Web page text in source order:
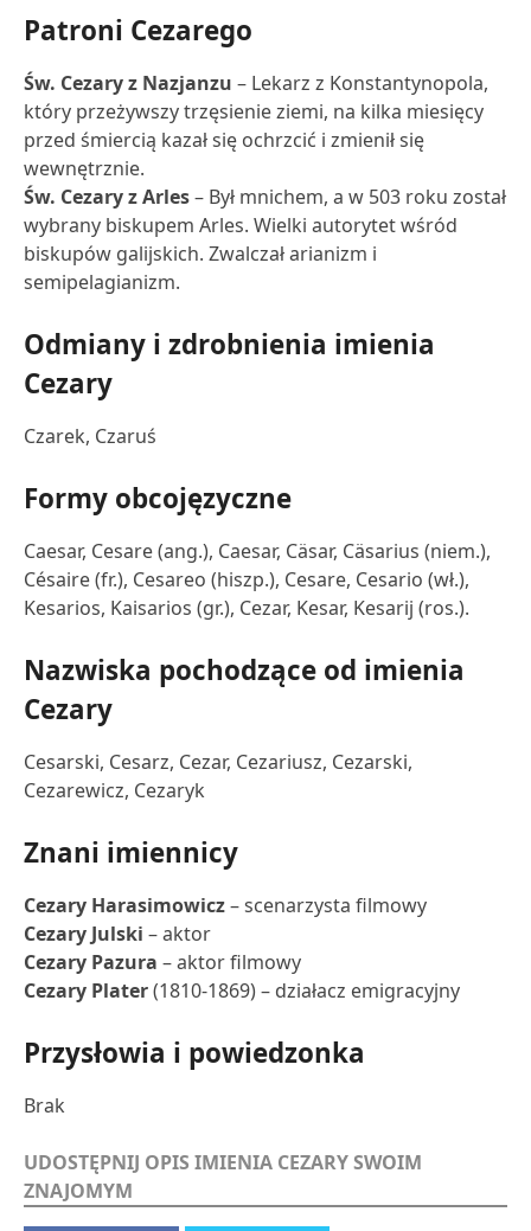
Patroni Cezarego
Św. Cezary z Nazjanzu – Lekarz z Konstantynopola,
który przeżywszy trzęsienie ziemi, na kilka miesięcy
przed śmiercią kazał się ochrzcić i zmienił się
wewnętrznie.
Św. Cezary z Arles– Był mnichem, a w 503 roku został
wybrany biskupem Arles. Wielki autorytet wśród
biskupów galijskich. Zwalczał arianizm i
semipelagianizm.
Odmiany i zdrobnienia imienia
Cezary
Czarek, Czaruś
Formy obcojęzyczne
Caesar, Cesare (ang.), Caesar, Cäsar, Cäsarius (niem.),
Césaire (fr.), Cesareo (hiszp.), Cesare, Cesario (wł.),
Kesarios, Kaisarios (gr.), Cezar, Kesar, Kesarij (ros.).
Nazwiska pochodzące od imienia
Cezary
Cesarski, Cesarz, Cezar, Cezariusz, Cezarski,
Cezarewicz, Cezaryk
Znani imiennicy
Cezary Harasimowicz– scenarzysta filmowy
Cezary Julski – aktor
Cezary Pazura – aktor filmowy
Cezary Plater(1810-1869) – działacz emigracyjny
Przysłowia i powiedzonka
Brak
UDOSTĘPNIJ OPIS IMIENIA CEZARY SWOIM
ZNAJOMYM